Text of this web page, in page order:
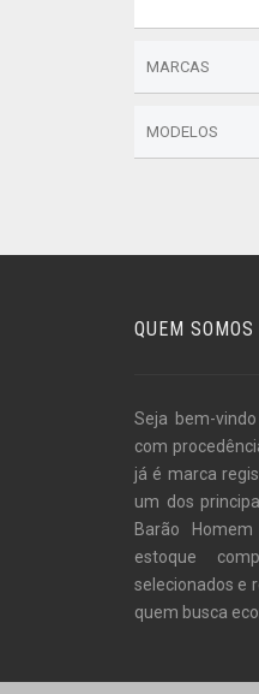
MARCAS
MODELOS
QUEM SOMOS
Seja bem-
com
já é marca
um dos
Barão
estoque
selecionados e
quem busca